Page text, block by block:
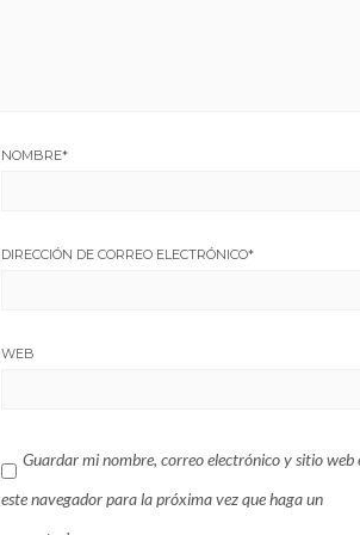
NOMBRE*
DIRECCIÓN DE CORREO ELECTRÓNICO*
WEB
Guardar mi nombre, correo electrónico y sitio web
este navegador para la próxima vez que haga un